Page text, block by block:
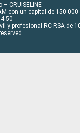
CRUISELINE
con un capital de 150 000
50
y profesional RC RSA de